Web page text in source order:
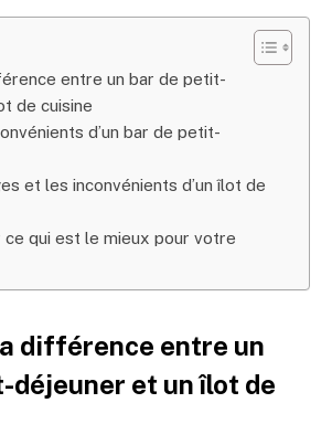
entre un bar de petit-
de cuisine
d’un bar de petit-
et les inconvénients d’un îlot de
ce qui est le mieux pour votre
différence entre un
déjeuner et un îlot de